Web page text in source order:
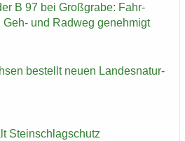
B 97 bei Groß­gra­be: Fahr­
und Rad­weg ge­neh­migt
be­stellt neuen Lan­des­na­tur­
Stein­schlag­schutz